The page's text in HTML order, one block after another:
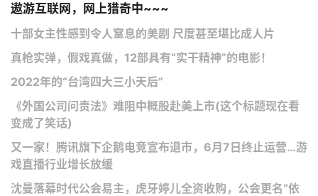
遨游互联网，网上猎奇中~~~
十部女主性感到令人窒息的美剧 尺度甚至堪比成人片
真枪实弹，假戏真做，12部具有“实干精神”的电影！
2022年的“台湾四大三小天后”
《外国公司问责法》难阻中概股赴美上市(这个标题现在看
变成了笑话)
又一家！腾讯旗下企鹅电竞宣布退市，6月7日终止运营…游
戏直播行业增长放缓
沈曼落幕时代公会易主，虎牙婷儿全资收购，公会更名“依